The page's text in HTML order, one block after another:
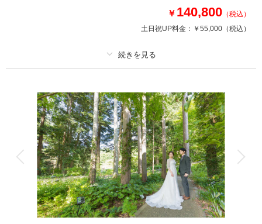
撮影日の空き
を確認する
￥ 140,800 （税込）
土日祝UP料金： ￥55,000 （税込）
撮影料 新婦衣装1着 新郎衣装1着
着付け ヘアメイク 小物一式
アルバム データ 50 カット 台紙付写真
衣装追加 会食 挙式
家族と撮影 家族用衣装レンタル ペットと撮影
その他含むもの
ヘアメイク撮影同行（移動費が発生する場合は実費となりますので予めご了
承ください。）